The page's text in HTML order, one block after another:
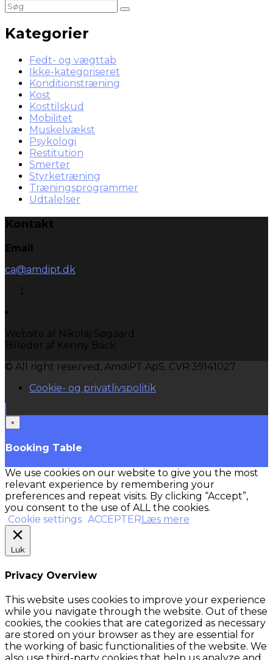
Kategorier
Fedt- og vægttab
Ikke-kategoriseret
Konditionstræning
Kost
Kosttilskud
Mobilitet
Muskelvækst
Psykologi
Restitution
Smerter
Styrketræning
Træningsprogrammer
Udtalelser
Kontakt
Email
ca@amdipt.dk
Website af Nikolaj Søgaard
Billeder af Kenny Back
© All right reserved, AmdiPT ApS, CVR:39141027
Cookie- og privatlivspolitik
×
Booking Table
We use cookies on our website to give you the most
relevant experience by remembering your
preferences and repeat visits. By clicking “Accept”,
you consent to the use of ALL the cookies.
Cookie settings ACCEPTER Læs mere
Luk
Privacy Overview
This website uses cookies to improve your experience
while you navigate through the website. Out of these
cookies, the cookies that are categorized as necessary
are stored on your browser as they are essential for
the working of basic functionalities of the website. We